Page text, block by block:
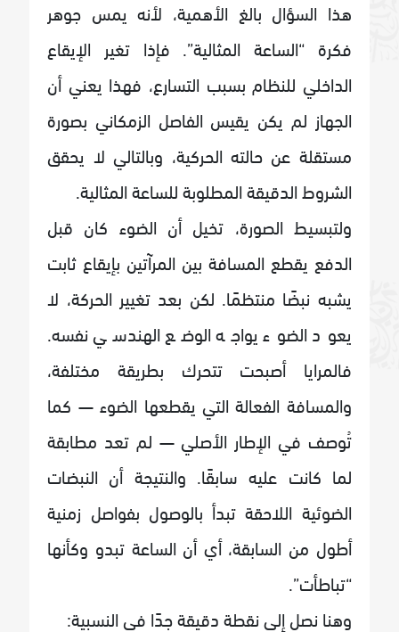
هذا السؤال بالغ الأهمية، لأنه يمس جوهر
فكرة “الساعة المثالية”. فإذا تغير الإيقاع
الداخلي للنظام بسبب التسارع، فهذا يعني أن
الجهاز لم يكن يقيس الفاصل الزمكاني بصورة
مستقلة عن حالته الحركية، وبالتالي لا يحقق
الشروط الدقيقة المطلوبة للساعة المثالية.
ولتبسيط الصورة، تخيل أن الضوء كان قبل
الدفع يقطع المسافة بين المرآتين بإيقاع ثابت
يشبه نبضًا منتظمًا. لكن بعد تغيير الحركة، لا
يعود الضوء يواجه الوضع الهندسي نفسه.
فالمرايا أصبحت تتحرك بطريقة مختلفة،
والمسافة الفعالة التي يقطعها الضوء — كما
تُوصف في الإطار الأصلي — لم تعد مطابقة
لما كانت عليه سابقًا. والنتيجة أن النبضات
الضوئية اللاحقة تبدأ بالوصول بفواصل زمنية
أطول من السابقة، أي أن الساعة تبدو وكأنها
“تباطأت”.
وهنا نصل إلى نقطة دقيقة جدًا في النسبية: